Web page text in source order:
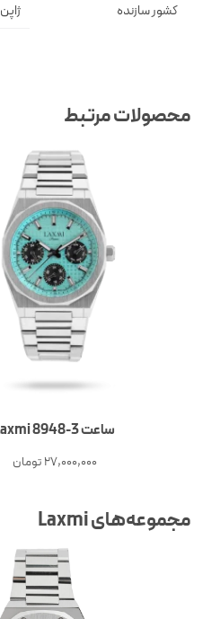
کشور سازنده ژاپن
محصولات مرتبط
ساعت 3-Laxmi 8948
27,000,000تومان
مجموعه‌های Laxmi